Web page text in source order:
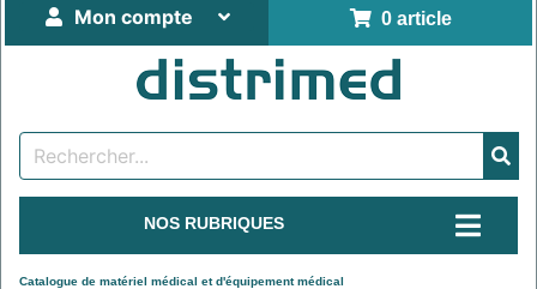
0 article
Mon compte
NOS RUBRIQUES
Catalogue de matériel médical et d'équipement médical